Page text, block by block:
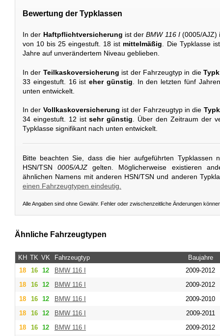
Bewertung der Typklassen
In der Haftpflichtversicherung ist derBMW 116 I(0005/AJZ)
von 10 bis 25 eingestuft. 18 ist mittelmäßig . Die Typklasse
Jahre auf unverändertem Niveau geblieben.
In der Teilkaskoversicherung ist der Fahrzeugtyp in die
33 eingestuft. 16 ist eher günstig . In den letzten fünf
unten entwickelt.
In der Vollkaskoversicherung ist der Fahrzeugtyp in die
34 eingestuft. 12 istsehr günstig. Über den Zeitraum der
Typklasse signifikant nach unten entwickelt.
Bitte beachten Sie, dass die hier aufgeführten Typklassen
HSN/TSN0005/AJZ gelten. Möglicherweise existieren
ähnlichen Namens mit anderen HSN/TSN und anderen
einen Fahrzeugtypen eindeutig.
Alle Angaben sind ohne Gewähr. Fehler oder zwischenzeitliche Änderungen
Ähnliche Fahrzeugtypen
KH TK VK Fahrzeugtyp
Baujahre
18
16 12 BMW 116 I
2009-2012
18
16 12 BMW 116 I
2009-2012
18
16 12 BMW 116 I
2009-2010
18
16 12 BMW 116 I
2009-2011
18
16 12 BMW 116 I
2009-2012